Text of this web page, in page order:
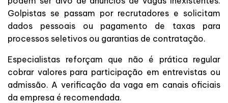
Golpistas se passam por recrutadores e solicitam
dados pessoais ou pagamento de taxas para
processos seletivos ou garantias de contratação.
Especialistas reforçam que não é prática regular
cobrar valores para participação em entrevistas ou
admissão. A verificação da vaga em canais oficiais
da empresa é recomendada.